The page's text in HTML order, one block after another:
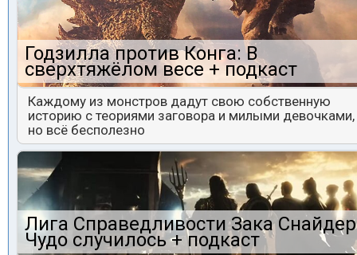
Годзилла против Конга: В
сверхтяжёлом весе + подкаст
Каждому из монстров дадут свою собственную
историю с теориями заговора и милыми девочками,
но всё бесполезно
Лига Справедливости Зака
Чудо случилось + подкаст